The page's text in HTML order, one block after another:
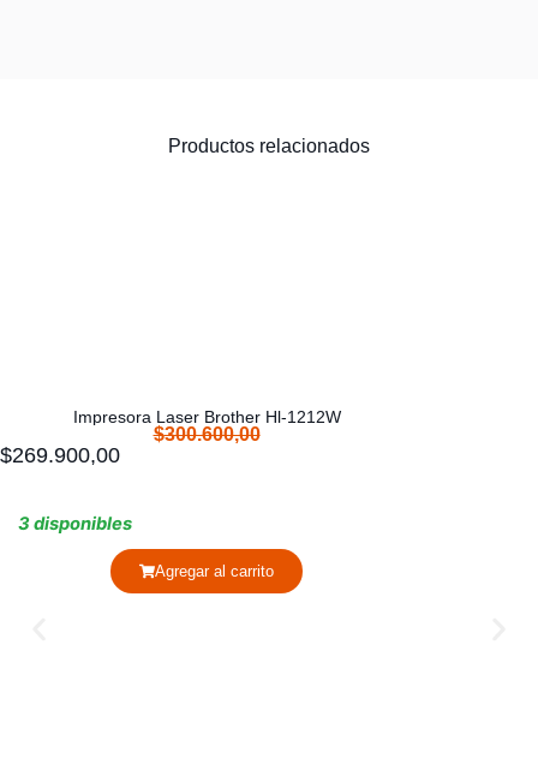
Productos relacionados
Impresora Laser Brother Hl-1212W
$300.600,00
$269.900,00
3 disponibles
Agregar al carrito